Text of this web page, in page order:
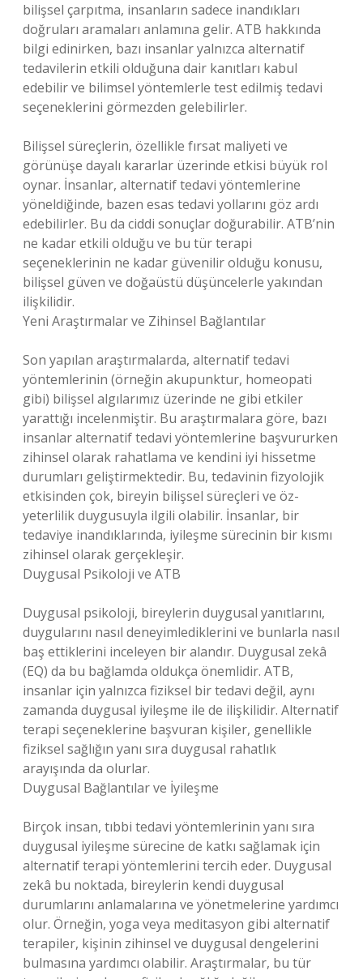
bilişsel çarpıtma, insanların sadece inandıkları
doğruları aramaları anlamına gelir. ATB hakkında
bilgi edinirken, bazı insanlar yalnızca alternatif
tedavilerin etkili olduğuna dair kanıtları kabul
edebilir ve bilimsel yöntemlerle test edilmiş tedavi
seçeneklerini görmezden gelebilirler.
Bilişsel süreçlerin, özellikle fırsat maliyeti ve
görünüşe dayalı kararlar üzerinde etkisi büyük rol
oynar. İnsanlar, alternatif tedavi yöntemlerine
yöneldiğinde, bazen esas tedavi yollarını göz ardı
edebilirler. Bu da ciddi sonuçlar doğurabilir. ATB’nin
ne kadar etkili olduğu ve bu tür terapi
seçeneklerinin ne kadar güvenilir olduğu konusu,
bilişsel güven ve doğaüstü düşüncelerle yakından
ilişkilidir.
Yeni Araştırmalar ve Zihinsel Bağlantılar
Son yapılan araştırmalarda, alternatif tedavi
yöntemlerinin (örneğin akupunktur, homeopati
gibi) bilişsel algılarımız üzerinde ne gibi etkiler
yarattığı incelenmiştir. Bu araştırmalara göre, bazı
insanlar alternatif tedavi yöntemlerine başvururken
zihinsel olarak rahatlama ve kendini iyi hissetme
durumları geliştirmektedir. Bu, tedavinin fizyolojik
etkisinden çok, bireyin bilişsel süreçleri ve öz-
yeterlilik duygusuyla ilgili olabilir. İnsanlar, bir
tedaviye inandıklarında, iyileşme sürecinin bir kısmı
zihinsel olarak gerçekleşir.
Duygusal Psikoloji ve ATB
Duygusal psikoloji, bireylerin duygusal yanıtlarını,
duygularını nasıl deneyimlediklerini ve bunlarla nasıl
baş ettiklerini inceleyen bir alandır. Duygusal zekâ
(EQ) da bu bağlamda oldukça önemlidir. ATB,
insanlar için yalnızca fiziksel bir tedavi değil, aynı
zamanda duygusal iyileşme ile de ilişkilidir. Alternatif
terapi seçeneklerine başvuran kişiler, genellikle
fiziksel sağlığın yanı sıra duygusal rahatlık
arayışında da olurlar.
Duygusal Bağlantılar ve İyileşme
Birçok insan, tıbbi tedavi yöntemlerinin yanı sıra
duygusal iyileşme sürecine de katkı sağlamak için
alternatif terapi yöntemlerini tercih eder. Duygusal
zekâ bu noktada, bireylerin kendi duygusal
durumlarını anlamalarına ve yönetmelerine yardımcı
olur. Örneğin, yoga veya meditasyon gibi alternatif
terapiler, kişinin zihinsel ve duygusal dengelerini
bulmasına yardımcı olabilir. Araştırmalar, bu tür